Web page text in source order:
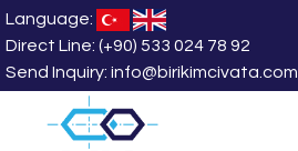
Language:
Direct Line: (+90) 533 024 78 92
Send Inquiry: info@birikimcivata.com